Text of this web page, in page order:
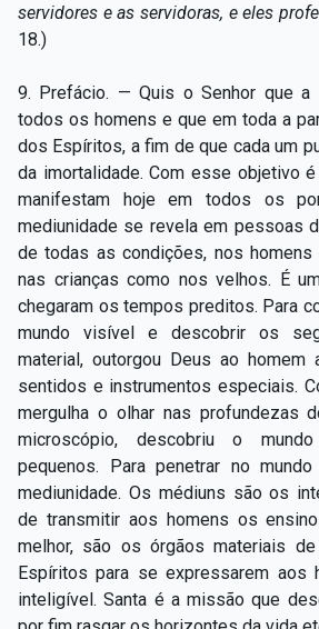
servidores e as servidoras, e eles
18.)
9. Prefácio. — Quis o Senhor que
todos os homens e que em toda a
dos Espíritos, a fim de que cada um
da imortalidade. Com esse objetivo
manifestam hoje em todos os
mediunidade se revela em pessoas
de todas as condições, nos homens
nas crianças como nos velhos. É
chegaram os tempos preditos. Para
mundo visível e descobrir os
material, outorgou Deus ao homem
sentidos e instrumentos especiais.
mergulha o olhar nas profundezas
microscópio, descobriu o
pequenos. Para penetrar no
mediunidade. Os médiuns são os
de transmitir aos homens os
melhor, são os órgãos materiais
Espíritos para se expressarem aos
inteligível. Santa é a missão que